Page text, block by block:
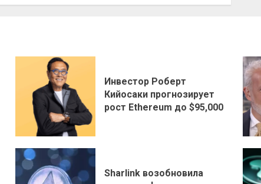
Инвестор Роберт
Кийосаки прогнозирует
рост Ethereum до $95,000
Sharlink возобновила